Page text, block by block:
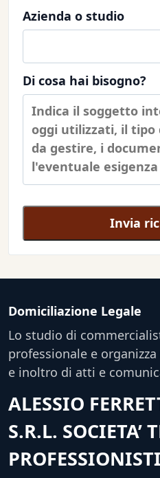
Azienda o studio
Di cosa hai bisogno?
Invia
Domiciliazione Legale
Lo studio di
professionale e
e inoltro di atti e
ALESSIO
S.R.L. SOCIETA’
PROFESSIONISTI